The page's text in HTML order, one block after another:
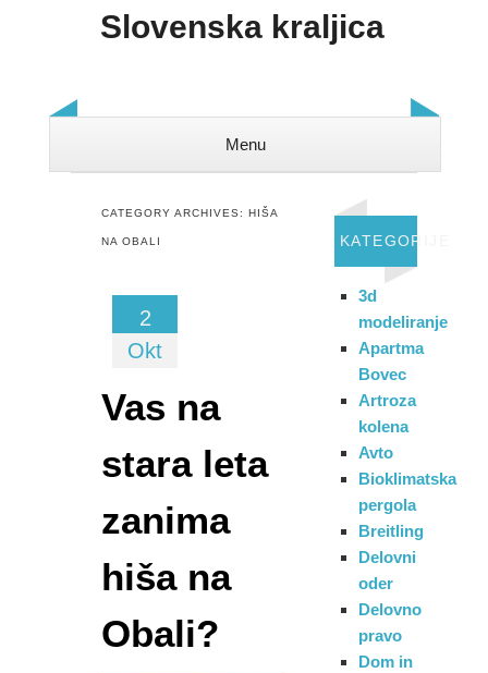
Slovenska kraljica
Menu
CATEGORY ARCHIVES:HIŠA
NA OBALI
2
Okt
Vas na
stara leta
zanima
hiša na
Obali?
KATEGORIJE
3d
modeliranje
Apartma
Bovec
Artroza
kolena
Avto
Bioklimatska
pergola
Breitling
Delovni
oder
Delovno
pravo
Dom in